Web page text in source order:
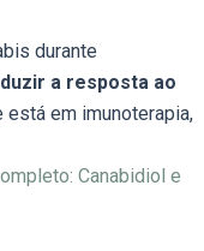
durante
a resposta ao
está em imunoterapia,
Canabidiol e